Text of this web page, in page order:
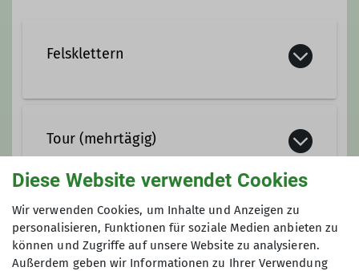
Felsklettern
Tour (mehrtägig)
Anmeldung bis
Diese Website verwendet Cookies
Wir verwenden Cookies, um Inhalte und Anzeigen zu
personalisieren, Funktionen für soziale Medien anbieten zu
können und Zugriffe auf unsere Website zu analysieren.
Außerdem geben wir Informationen zu Ihrer Verwendung